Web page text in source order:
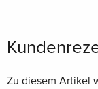
Zu diesem Artikel